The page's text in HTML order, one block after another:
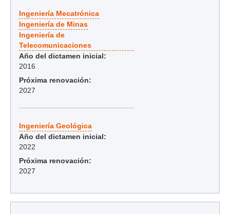
Ingeniería Mecatrónica
Ingeniería de Minas
Ingeniería de
Telecomunicaciones
Año del dictamen inicial:
2016
Próxima renovación:
2027
Ingeniería Geológica
Año del dictamen inicial:
2022
Próxima renovación:
2027